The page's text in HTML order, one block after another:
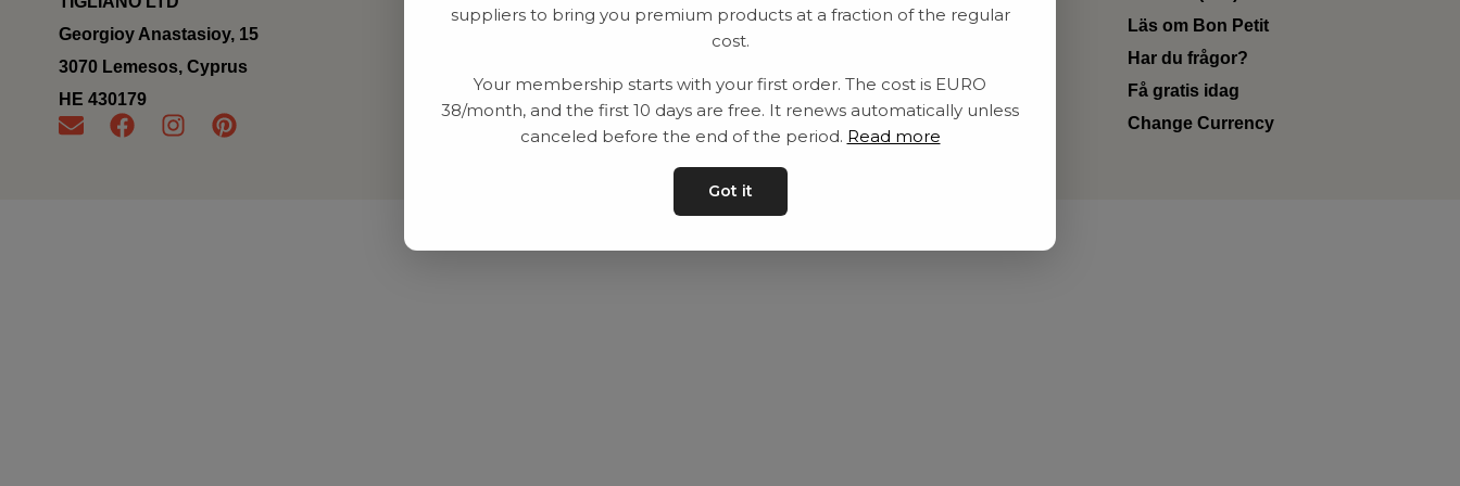
Georgioy Anastasioy, 15
3070 Lemesos, Cyprus
ΗΕ 430179
Utrustning
Contact
Privat policy
Kontakta oss
Läs om Bon Petit
Har du frågor?
Få gratis idag
Change Currency
suppliers to bring you premium products at a fraction of the regular
cost.
Your membership starts with your first order. The cost is EURO
38/month, and the first 10 days are free. It renews automatically unless
canceled before the end of the period. Read more
Got it